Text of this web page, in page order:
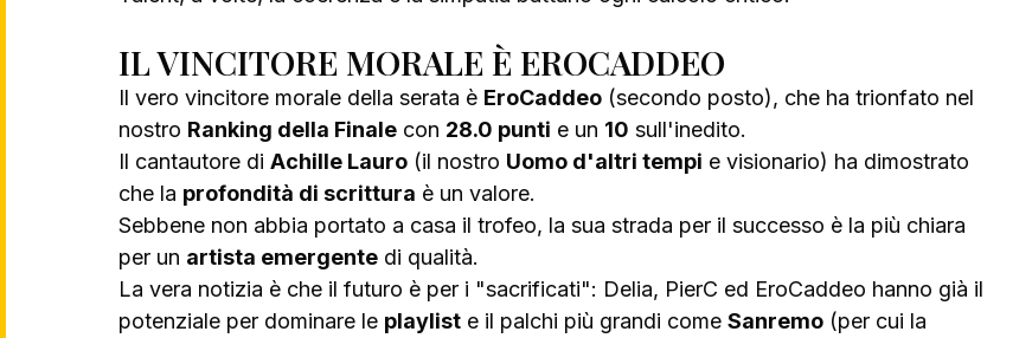
IL VINCITORE MORALE È EROCADDEO
Il vero vincitore morale della serata è EroCaddeo (secondo posto), che ha trionfato nel
nostro Ranking della Finale con 28.0 punti e un 10 sull'inedito.
Il cantautore di Achille Lauro (il nostro Uomo d'altri tempi e visionario) ha dimostrato
che la profondità di scrittura è un valore.
Sebbene non abbia portato a casa il trofeo, la sua strada per il successo è la più chiara
per un artista emergente di qualità.
La vera notizia è che il futuro è per i "sacrificati": Delia, PierC ed EroCaddeo hanno già il
potenziale per dominare le playlist e il palchi più grandi come Sanremo (per cui la